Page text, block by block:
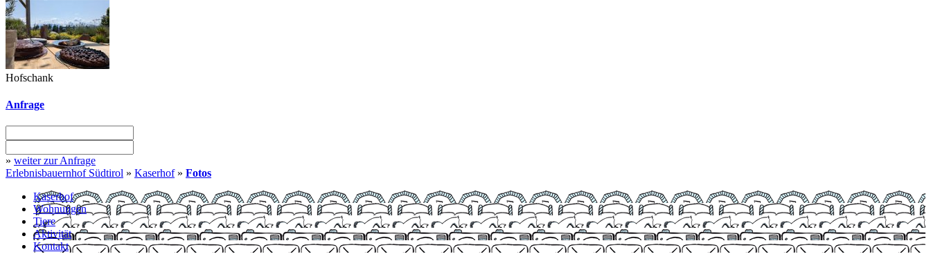
Hofschank
Anfrage
» weiter zur Anfrage
Erlebnisbauernhof Südtirol » Kaserhof» Fotos
Kaserhof
Wohnungen
Tiere
Aktivität
Kontakt